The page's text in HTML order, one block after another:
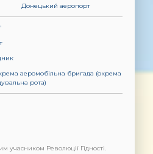
Донецький аеропорт
аеромобільна бригада (окрема
рота)
учасником Революції Гідності.